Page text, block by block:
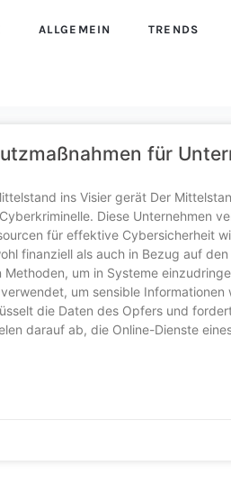
ALLGEMEIN TRENDS
für
ins Visier gerät Der
Diese Unternehmen
für effektive Cybersicherheit
finanziell als auch in Bezug auf
um in Systeme
um sensible Informationen
die Daten des Opfers und
darauf ab, die Online-Dienste